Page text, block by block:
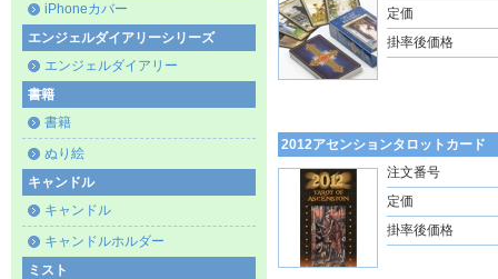
iPhoneカバー
エンジェルダイアリーシリーズ
エンジェルダイアリー
書籍
書籍
ぬり絵
キャンドル
キャンドル
キャンドルホルダー
ミスト
定価
掛率後価格
2012アセンションタロットカード
注文番号
定価
掛率後価格